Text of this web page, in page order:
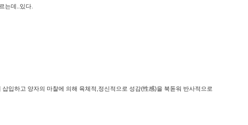
는데..있다.
입하고 양자의 마찰에 의해 육체적,정신적으로 성감(性感)을 북돋워 반사적으로